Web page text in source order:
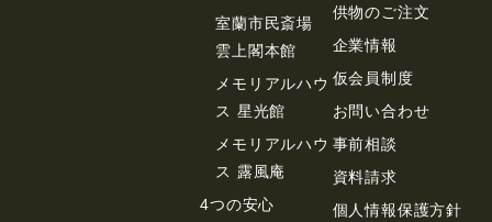
室蘭市民斎場
雲上閣本館
メモリアルハウ
ス 星光館
メモリアルハウ
ス 露風庵
4つの安心
供物のご注⽂
企業情報
仮会員制度
お問い合わせ
事前相談
資料請求
個⼈情報保護⽅針